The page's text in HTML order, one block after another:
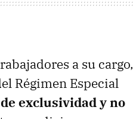
a su cargo,
Régimen Especial
exclusividad y no